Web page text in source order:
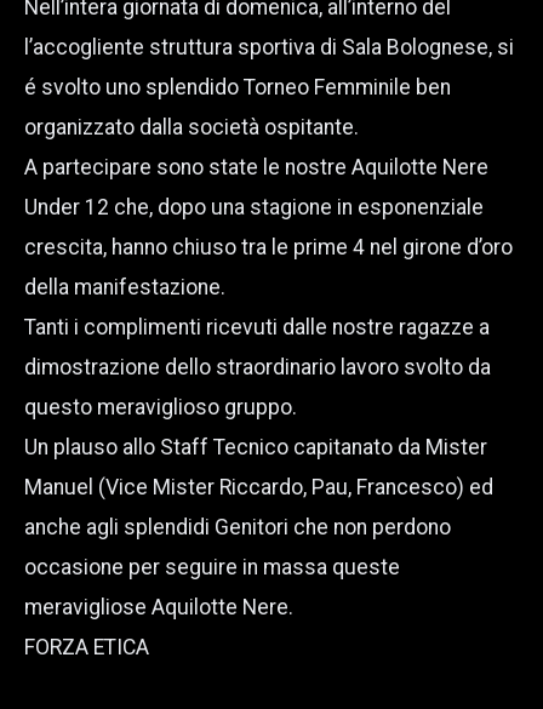
Nell’intera giornata di domenica, all’interno del
l’accogliente struttura sportiva di Sala Bolognese, si
é svolto uno splendido Torneo Femminile ben
organizzato dalla società ospitante.
A partecipare sono state le nostre Aquilotte Nere
Under 12 che, dopo una stagione in esponenziale
crescita, hanno chiuso tra le prime 4 nel girone d’oro
della manifestazione.
Tanti i complimenti ricevuti dalle nostre ragazze a
dimostrazione dello straordinario lavoro svolto da
questo meraviglioso gruppo.
Un plauso allo Staff Tecnico capitanato da Mister
Manuel (Vice Mister Riccardo, Pau, Francesco) ed
anche agli splendidi Genitori che non perdono
occasione per seguire in massa queste
meravigliose Aquilotte Nere.
FORZA ETICA